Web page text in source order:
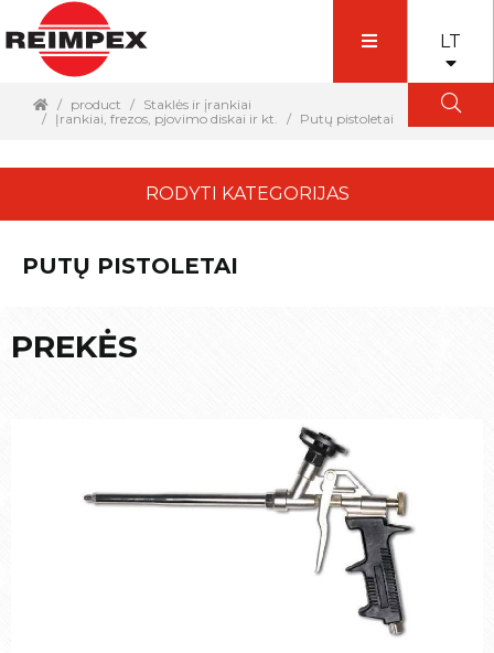
LT
product
Staklės ir įrankiai
Įrankiai, frezos, pjovimo diskai ir kt.
Putų pistoletai
RODYTI KATEGORIJAS
PUTŲ PISTOLETAI
PREKĖS